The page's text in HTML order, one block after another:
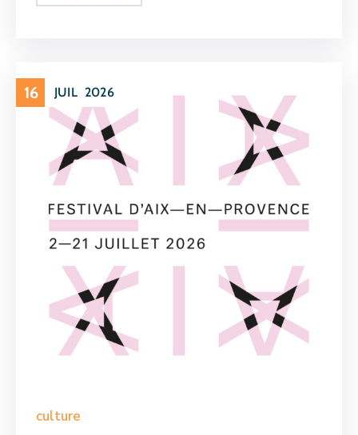
16 JUIL 2026
culture